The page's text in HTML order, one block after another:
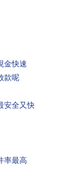
金快速
款呢
安全又快
率最高